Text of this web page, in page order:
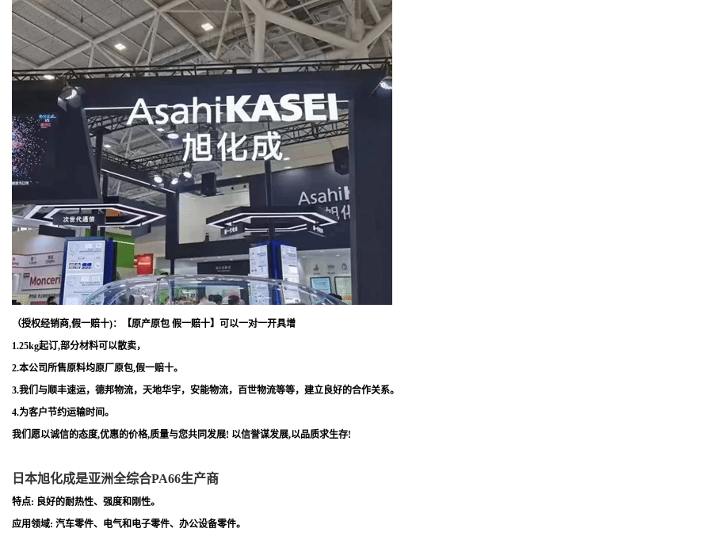
（授权经销商,假一赔十)：【原产原包 假一赔十】可以一对一开具增
1.25kg起订,部分材料可以散卖，
2.本公司所售原料均原厂原包,假一赔十。
3.我们与顺丰速运，德邦物流，天地华宇，安能物流，百世物流等等，建立良好的合作关系。
4.为客户节约运输时间。
我们愿以诚信的态度,优惠的价格,质量与您共同发展! 以信誉谋发展,以品质求生存!
日本旭化成是亚洲全综合PA66生产商
特点: 良好的耐热性、强度和刚性。
应用领域: 汽车零件、电气和电子零件、办公设备零件。